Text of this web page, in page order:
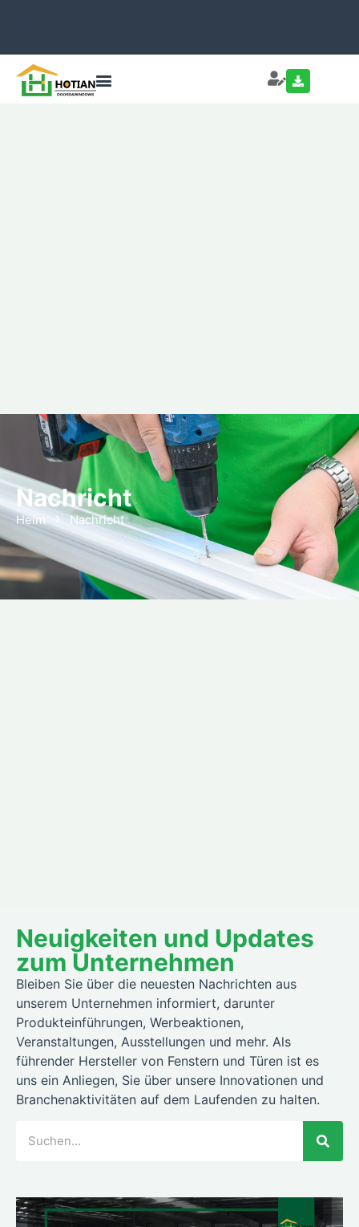
Nachricht
Heim Nachricht
Neuigkeiten und Updates
zum Unternehmen
Bleiben Sie über die neuesten Nachrichten aus
unserem Unternehmen informiert, darunter
Produkteinführungen, Werbeaktionen,
Veranstaltungen, Ausstellungen und mehr. Als
führender Hersteller von Fenstern und Türen ist es
uns ein Anliegen, Sie über unsere Innovationen und
Branchenaktivitäten auf dem Laufenden zu halten.